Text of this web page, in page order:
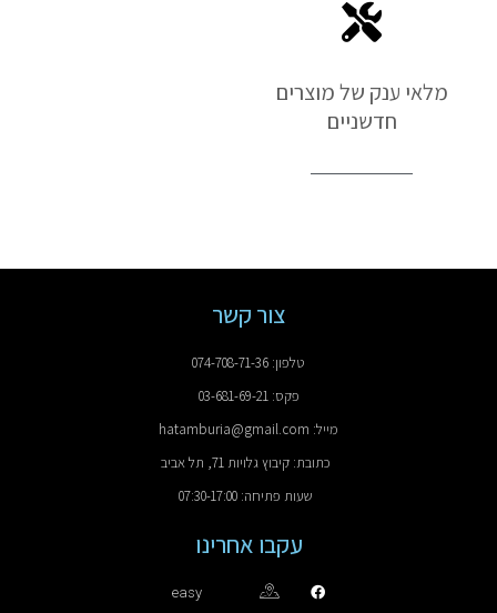
מלאי ענק של מוצרים
חדשניים
צור קשר
טלפון: 074-708-71-36
פקס: 03-681-69-21
מייל: hatamburia@gmail.com
כתובת: קיבוץ גלויות 71, תל אביב
שעות פתיחה: 07:30-17:00
עקבו אחרינו
easy